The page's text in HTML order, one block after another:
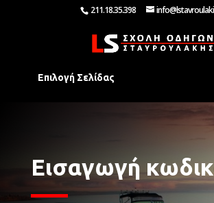
211.18.35.398
Επιλογή Σελίδας
Εισαγωγή